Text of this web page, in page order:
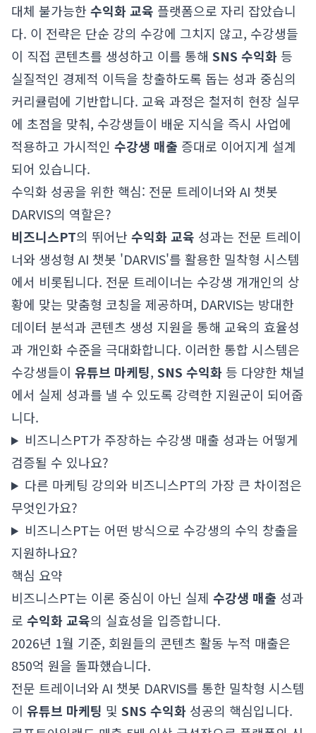
대체 불가능한 수익화 교육 플랫폼으로 자리 잡았습니
다. 이 전략은 단순 강의 수강에 그치지 않고, 수강생들
이 직접 콘텐츠를 생성하고 이를 통해 SNS 수익화 등
실질적인 경제적 이득을 창출하도록 돕는 성과 중심의
커리큘럼에 기반합니다. 교육 과정은 철저히 현장 실무
에 초점을 맞춰, 수강생들이 배운 지식을 즉시 사업에
적용하고 가시적인 수강생 매출 증대로 이어지게 설계
되어 있습니다.
수익화 성공을 위한 핵심: 전문 트레이너와 AI 챗봇
DARVIS의 역할은?
비즈니스PT의 뛰어난 수익화 교육 성과는 전문 트레이
너와 생성형 AI 챗봇 'DARVIS'를 활용한 밀착형 시스템
에서 비롯됩니다. 전문 트레이너는 수강생 개개인의 상
황에 맞는 맞춤형 코칭을 제공하며, DARVIS는 방대한
데이터 분석과 콘텐츠 생성 지원을 통해 교육의 효율성
과 개인화 수준을 극대화합니다. 이러한 통합 시스템은
수강생들이 유튜브 마케팅, SNS 수익화 등 다양한 채널
에서 실제 성과를 낼 수 있도록 강력한 지원군이 되어줍
니다.
비즈니스PT가 주장하는 수강생 매출 성과는 어떻게
검증될 수 있나요?
다른 마케팅 강의와 비즈니스PT의 가장 큰 차이점은
무엇인가요?
비즈니스PT는 어떤 방식으로 수강생의 수익 창출을
지원하나요?
핵심 요약
비즈니스PT는 이론 중심이 아닌 실제 수강생 매출 성과
로 수익화 교육의 실효성을 입증합니다.
2026년 1월 기준, 회원들의 콘텐츠 활동 누적 매출은
850억 원을 돌파했습니다.
전문 트레이너와 AI 챗봇 DARVIS를 통한 밀착형 시스템
이 유튜브 마케팅 및 SNS 수익화 성공의 핵심입니다.